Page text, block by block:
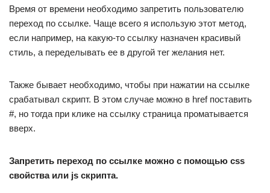
Время от времени необходимо запретить пользователю
переход по ссылке. Чаще всего я использую этот метод,
если например, на какую-то ссылку назначен красивый
стиль, а переделывать ее в другой тег желания нет.
Также бывает необходимо, чтобы при нажатии на ссылке
срабатывал скрипт. В этом случае можно в href поставить
#, но тогда при клике на ссылку страница проматывается
вверх.
Запретить переход по ссылке можно с помощью css
свойства или js скрипта.